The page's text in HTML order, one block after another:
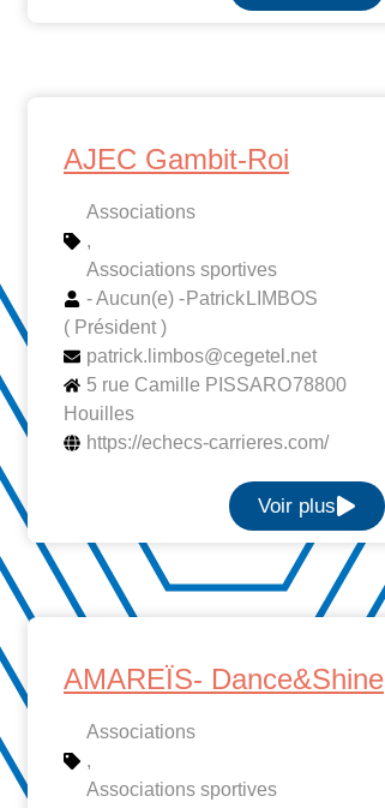
AJEC Gambit-Roi
Associations
,
Associations sportives
- Aucun(e) - Patrick LIMBOS
( Président )
patrick.limbos@cegetel.net
5 rue Camille PISSARO78800
Houilles
https://echecs-carrieres.com/
Voir plus
AMAREÏS- Dance&Shine
Associations
,
Associations sportives